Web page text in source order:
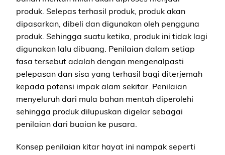
produk. Selepas terhasil produk, produk akan
dipasarkan, dibeli dan digunakan oleh pengguna
produk. Sehingga suatu ketika, produk ini tidak lagi
digunakan lalu dibuang. Penilaian dalam setiap
fasa tersebut adalah dengan mengenalpasti
pelepasan dan sisa yang terhasil bagi diterjemah
kepada potensi impak alam sekitar. Penilaian
menyeluruh dari mula bahan mentah diperolehi
sehingga produk dilupuskan digelar sebagai
penilaian dari buaian ke pusara.
Konsep penilaian kitar hayat ini nampak seperti